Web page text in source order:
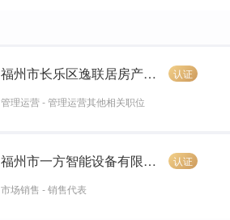
福州市长乐区逸联居房产中介店 认证
管理运营 - 管理运营其他相关职位
福州市一方智能设备有限公司 认证
市场销售 - 销售代表